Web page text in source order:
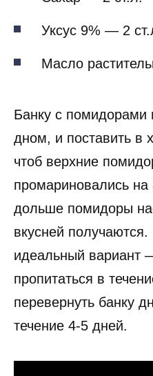
Уксус 9% — 2
Масло
Банку с помидорами
дном, и поставить в
чтоб верхние
промариновались
дольше помидоры
вкусней
идеальный вариант
пропитаться в
перевернуть банку
течение 4-5 дней.